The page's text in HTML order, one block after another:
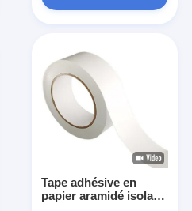
Tape adhésive en
papier aramidé isolant